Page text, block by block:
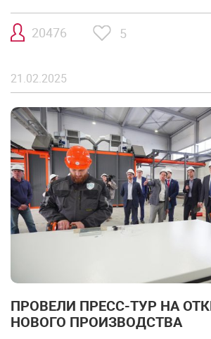
20476 5
21.02.2025
ПРОВЕЛИ ПРЕСС-ТУР НА
НОВОГО ПРОИЗВОДСТВА